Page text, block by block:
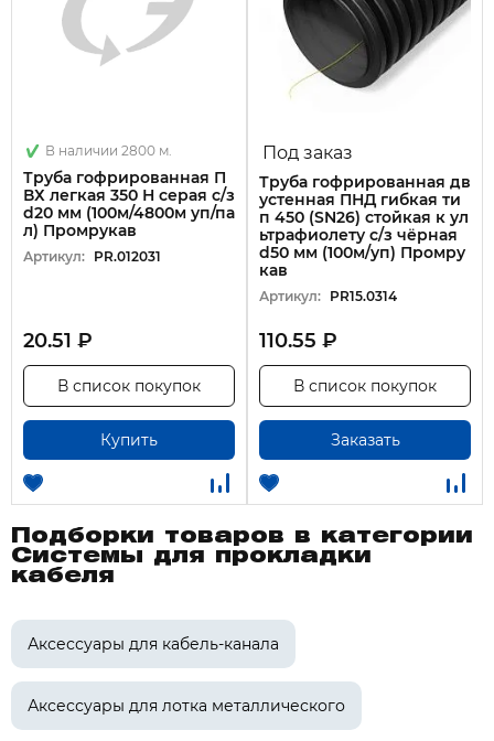
В наличии 2800 м.
Труба гофрированная П
ВХ легкая 350 Н серая с/з
d20 мм (100м/4800м уп/па
л) Промрукав
Артикул: PR.012031
20.51 ₽
Купить
В список покупок
Под заказ
Труба гофрированная дв
устенная ПНД гибкая ти
п 450 (SN26) стойкая к ул
ьтрафиолету с/з чёрная
d50 мм (100м/уп) Промру
кав
Артикул: PR15.0314
110.55 ₽
Заказать
В список покупок
Подборки товаров в категории
Системы для прокладки
кабеля
Аксессуары для кабель-канала
Аксессуары для лотка металлического